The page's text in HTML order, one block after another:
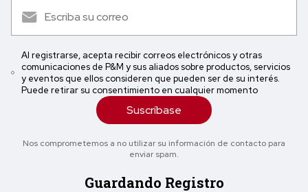
Al registrarse, acepta recibir correos electrónicos y otras
comunicaciones de P&M y sus aliados sobre productos, servicios
y eventos que ellos consideren que pueden ser de su interés.
Puede retirar su consentimiento en cualquier momento
Suscríbase
Nos comprometemos a no utilizar su información de contacto para
enviar spam.
Guardando Registro